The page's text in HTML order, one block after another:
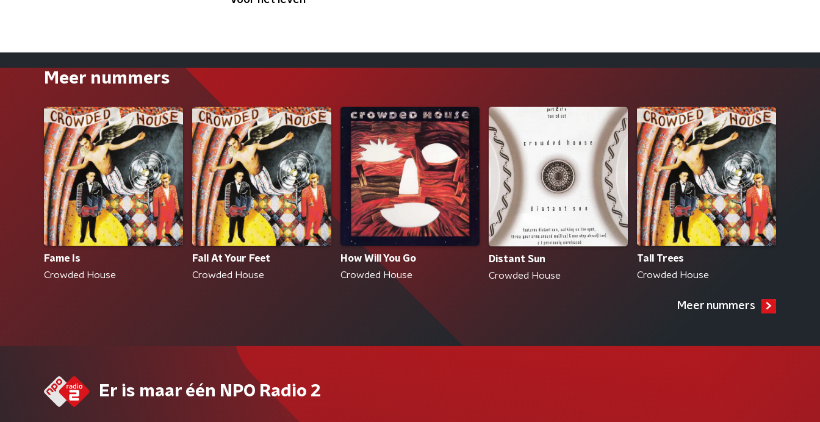
Meer nummers
Fame Is
Crowded House
Fall At Your Feet
Crowded House
How Will You Go
Crowded House
Distant Sun
Crowded House
Tall Trees
Crowded House
Meer nummers
Er is maar één NPO Radio 2